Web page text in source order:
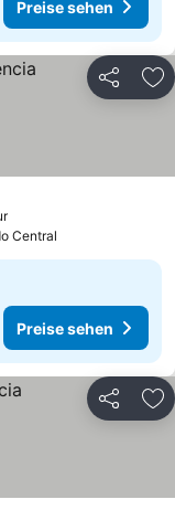
Preise sehen
Teilen
Preise sehen
Central
Preise sehen
Teilen